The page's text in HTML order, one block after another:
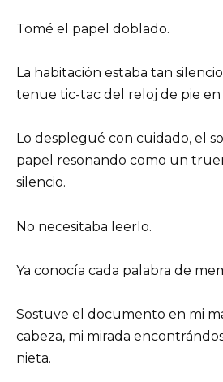
Tomé el papel doblado.
La habitación estaba tan
tenue tic-tac del reloj de pie en
Lo desplegué con cuidado, el
papel resonando como un
silencio.
No necesitaba leerlo.
Ya conocía cada palabra de
Sostuve el documento en mi
cabeza, mi mirada
nieta.